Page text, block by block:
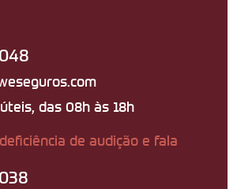
das 08h às 18h
de audição e fala